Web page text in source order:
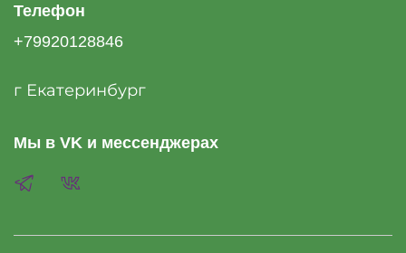
Телефон
+79920128846
г Екатеринбург
Мы в VK и мессенджерах